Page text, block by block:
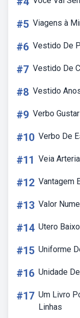
#5 Viagens à
#6 Vestido De
#7 Vestido De
#8 Vestido
#9 Verbo
#10 Verbo De
#11 Veia
#12 Vantagem
#13 Valor
#14 Utero
#15 Uniforme
#16 Unidade
#17 Um Livro
Linhas